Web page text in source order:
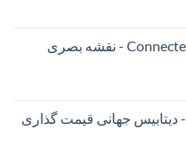
اکانت پرمیوم Connected Papers - نقشه بصری
اکانت پرمیوم Artprice - دیتابیس جهانی قیمت ‌گذاری